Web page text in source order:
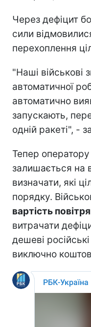
Через дефіцит
сили
перехоплення
"Наші військові
автоматичної
автоматично
запускають,
одній ракеті", -
Тепер
залишається на
визначати, які
порядку.
вартість
витрачати
дешеві
виключно